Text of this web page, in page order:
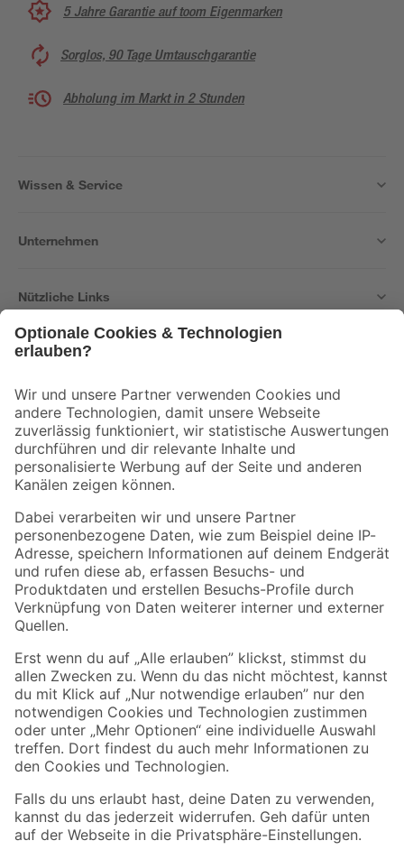
5 Jahre Garantie auf toom Eigenmarken
Sorglos, 90 Tage Umtauschgarantie
Abholung im Markt in 2 Stunden
Wissen & Service
Unternehmen
Nützliche Links
Der toom Newsletter: Keine Angebote und Aktionen mehr verpassen!
Zur Newsletter Anmeldung
Folge uns
Zahlungsarten Versandarten
Sicher einkaufen
Jetzt die toom-App herunterladen
Alle Preisangaben in EUR inkl. gesetzl. MwSt.. Die dargestellten Angebote sind unter
Umständen nicht in allen Märkten verfügbar. Die angegebenen Verfügbarkeiten beziehen